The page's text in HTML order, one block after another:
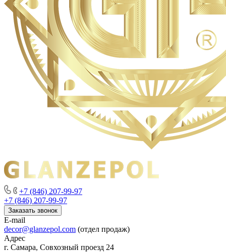
+7 (846) 207-99-97
+7 (846) 207-99-97
Заказать звонок
E-mail
decor@glanzepol.com (отдел продаж)
Адрес
г. Самара, Совхозный проезд 24